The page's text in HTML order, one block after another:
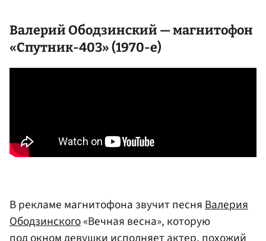
Валерий Ободзинский — магнитофон
«Спутник-403» (1970-е)
В рекламе магнитофона звучит песняВалерия
Ободзинского«Вечная весна», которую